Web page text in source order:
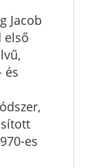
Jacob
első
és
es